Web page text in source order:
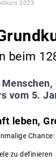
2023
beim
vom 5.
leben,
Chance:
zu definieren